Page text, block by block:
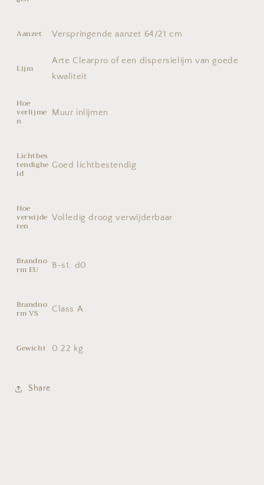
Aanzet Verspringende aanzet 64/21 cm
Lijm
Arte Clearpro of een dispersielijm van goede
kwaliteit
Hoe
verlijme
n
Muur inlijmen
Lichtbes
tendighe
id
Goed lichtbestendig
Hoe
verwijde
ren
Volledig droog verwijderbaar
Brandno
rm EU B-s1, d0
Brandno
rm VS Class A
Gewicht 0.22 kg
Share